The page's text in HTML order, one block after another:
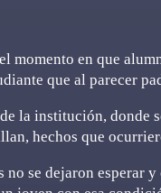
momento en que
que al parecer
la institución, donde
hechos que
se dejaron esperar y